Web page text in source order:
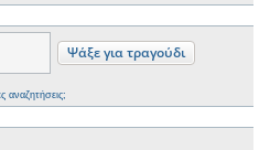
αναζητήσεις;